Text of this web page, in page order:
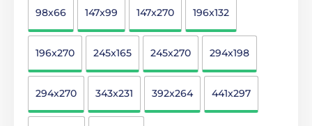
98x66 147x99 147x270 196x132
196x270 245x165 245x270 294x198
294x270 343x231 392x264 441x297